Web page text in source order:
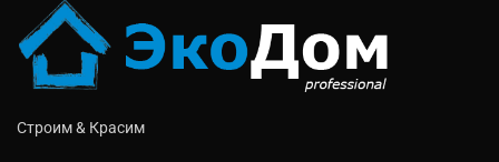
Строим & Красим